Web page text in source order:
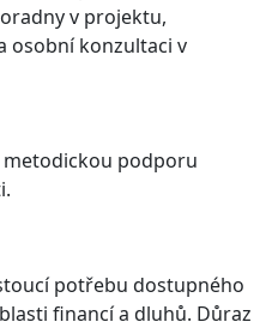
v projektu,
osobní konzultaci v
podporu
potřebu dostupného
financí a dluhů. Důraz